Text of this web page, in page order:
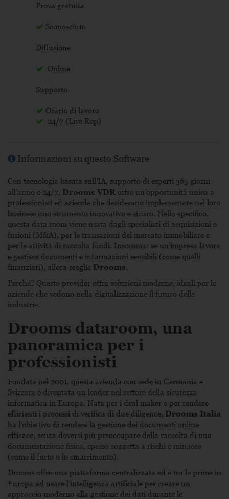
Prova gratuita
Sconosciuto
Diffusione
Online
Supporto
Orario di lavoro
24/7 (Live Rep)
Informazioni su questo Software
Con tecnologia basata sull’IA, supporto di esperti 365 giorni
all’anno e 24/7, Drooms VDR offre un’opportunità unica a
professionisti ed aziende che desiderano implementare nel loro
business uno strumento innovativo e sicuro. Nello specifico,
questa data room viene usata dagli specialisti di acquisizioni e
fusioni (M&A), per le transazioni del mercato immobiliare e
per le attivitá di raccolta fondi. Insomma: se un’impresa lavora
e gestisce documenti e informazioni sensibili (come quelli
finanziari), allora sceglie Drooms.
Perché? Questo provider offre soluzioni moderne, ideali per le
aziende che vedono nella digitalizzazione il futuro delle
industrie.
Drooms dataroom, una
panoramica per i
professionisti
Fondata nel 2001, questa azienda con sede in Germania e
Svizzera é diventata un leader nel settore della sicurezza
informatica in Europa. Nata per i deal maker e per rendere
efficienti i processi di verifica di due diligence, Drooms Italia
ha l’obiettivo di rendere la gestione dei documenti online
efficace, senza doversi più preoccupare della raccolta di una
documentazione fisica, spesso soggetta a rischi e minacce
(come il furto o lo smarrimento).
Drooms offre una piattaforma centralizzata ed é tra le prime in
Europa ad usare l’intelligenza artificiale per creare un
approccio moderno alla gestione dei dati durante le